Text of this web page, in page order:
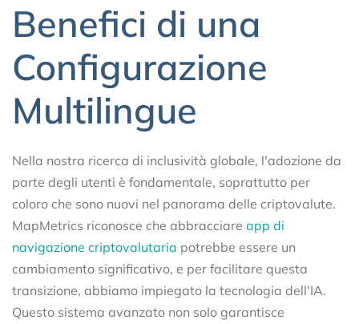
Benefici di una
Configurazione
Multilingue
Nella nostra ricerca di inclusività globale, l'adozione da
parte degli utenti è fondamentale, soprattutto per
coloro che sono nuovi nel panorama delle criptovalute.
MapMetrics riconosce che abbracciare app di
navigazione criptovalutaria potrebbe essere un
cambiamento significativo, e per facilitare questa
transizione, abbiamo impiegato la tecnologia dell'IA.
Questo sistema avanzato non solo garantisce